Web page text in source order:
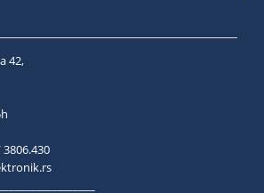
42,
8-15h
3806.430